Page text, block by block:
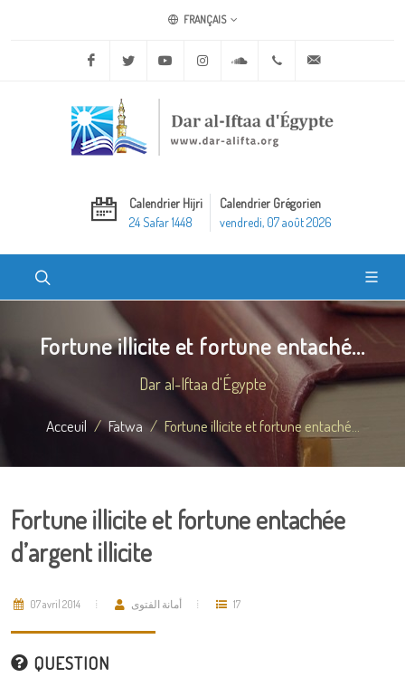
FRANÇAIS
Facebook Twitter Youtube Instagram Soundcloud+20 2 25970400
Calendrier Hijri
24 Safar 1448
Calendrier Grégorien
vendredi, 07 août 2026
Fortune illicite et fortune entaché...
Dar al-Iftaa d'Égypte
Acceuil Fatwa Fortune illicite et fortune entaché...
Fortune illicite et fortune entachée
d’argent illicite
07 avril 2014 أمانة الفتوى 17
QUESTION